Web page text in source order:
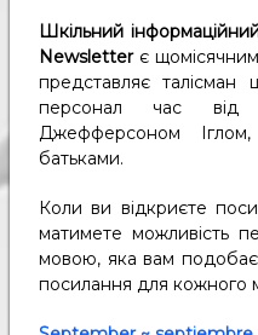
Шкільний
Newsletterє
представляє
персонал час від
Джефферсоном
батьками.
Коли ви відкриєте
матимете можливість
мовою, яка вам
посилання для кожного